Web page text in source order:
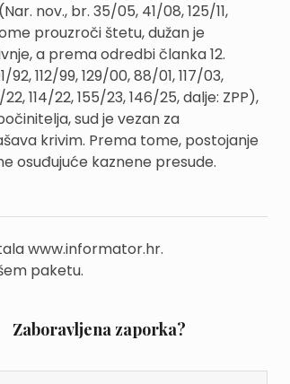
nov., br. 35/05, 41/08, 125/11,
prouzroči štetu, dužan je
a prema odredbi članka 12.
112/99, 129/00, 88/01, 117/03,
114/22, 155/23, 146/25, dalje: ZPP),
sud je vezan za
krivim. Prema tome, postojanje
osuđujuće kaznene presude.
www.informator.hr.
paketu.
Zaboravljena zaporka?